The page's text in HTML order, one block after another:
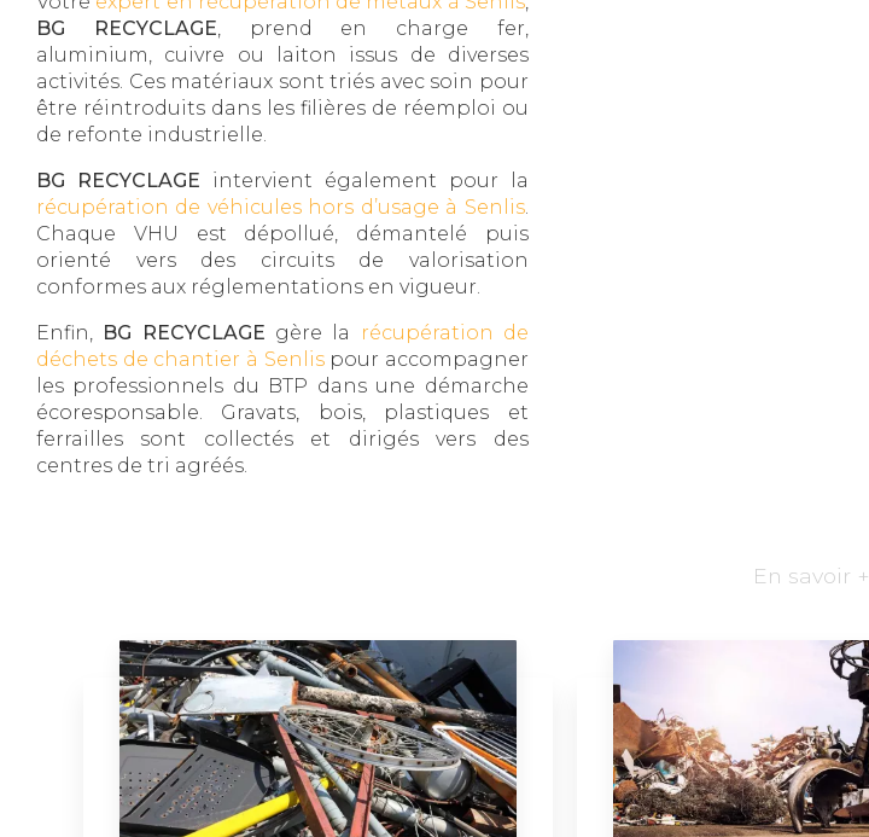
BG RECYCLAGE, prend en charge fer,
aluminium, cuivre ou laiton issus de diverses
activités. Ces matériaux sont triés avec soin pour
être réintroduits dans les filières de réemploi ou
de refonte industrielle.
BG RECYCLAGE intervient également pour la
récupération de véhicules hors d’usage à Senlis.
Chaque VHU est dépollué, démantelé puis
orienté vers des circuits de valorisation
conformes aux réglementations en vigueur.
Enfin, BG RECYCLAGE gère la
récupération de
déchets de chantier à Senlispour accompagner
les professionnels du BTP dans une démarche
écoresponsable. Gravats, bois, plastiques et
ferrailles sont collectés et dirigés vers des
centres de tri agréés.
En savoir +